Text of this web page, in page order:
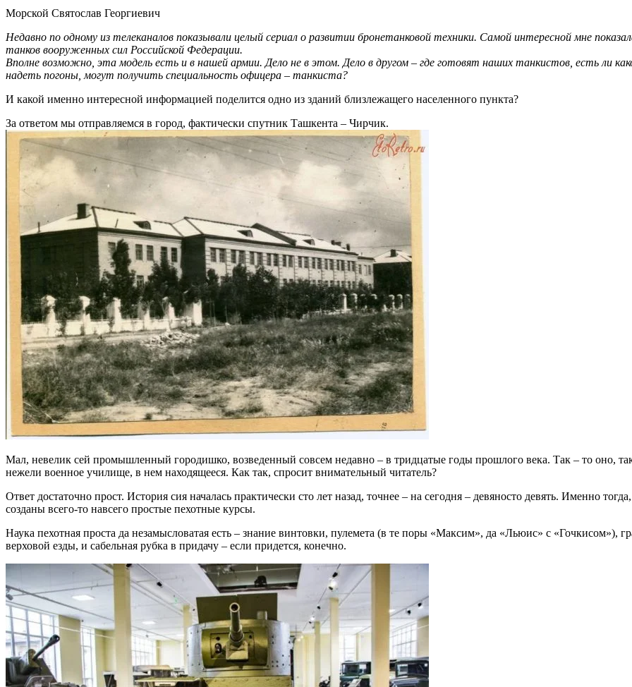
Морской Святослав Георгиевич
Недавно по одному из телеканалов показывали целый сериал о развитии бронетанковой техники. Самой интересной мне
танков вооруженных сил Российской Федерации.
Вполне возможно, эта модель есть и в нашей армии. Дело не в этом. Дело в другом – где готовят наших танкистов, есть ли
надеть погоны, могут получить специальность офицера – танкиста?
И какой именно интересной информацией поделится одно из зданий близлежащего населенного пункта?
За ответом мы отправляемся в город, фактически спутник Ташкента – Чирчик.
Мал, невелик сей промышленный городишко, возведенный совсем недавно – в тридцатые годы прошлого века. Так – то оно,
нежели военное училище, в нем находящееся. Как так, спросит внимательный читатель?
Ответ достаточно прост. История сия началась практически сто лет назад, точнее – на сегодня – девяносто девять. Именно
созданы всего-то навсего простые пехотные курсы.
Наука пехотная проста да незамысловатая есть – знание винтовки, пулемета (в те поры «Максим», да «Льюис» с «Гочкисом»),
верховой езды, и сабельная рубка в придачу – если придется, конечно.